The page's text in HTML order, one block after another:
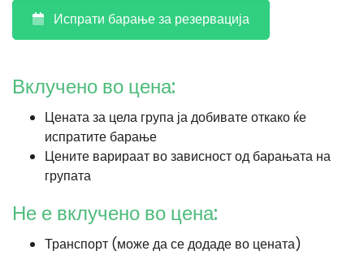
Испрати барање за резервација
Вклучено во цена:
Цената за цела група ја добивате откако ќе
испратите барање
Цените варираат во зависност од барањата на
групата
Не е вклучено во цена:
Транспорт (може да се додаде во цената)